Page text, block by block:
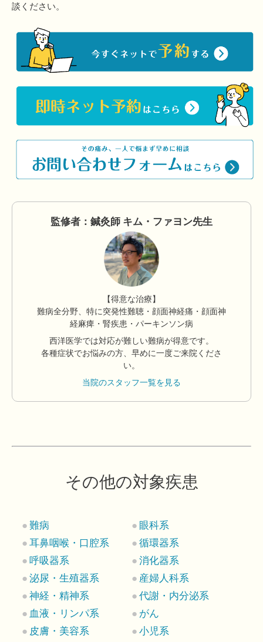
談ください。
監修者：鍼灸師 キム・ファヨン先生
【得意な治療】
難病全分野、特に突発性難聴・顔面神経痛・顔面神
経麻痺・腎疾患・パーキンソン病
西洋医学では対応が難しい難病が得意です。
各種症状でお悩みの方、早めに一度ご来院くださ
い。
当院のスタッフ一覧を見る
その他の対象疾患
難病
眼科系
耳鼻咽喉・口腔系
循環器系
呼吸器系
消化器系
泌尿・生殖器系
産婦人科系
神経・精神系
代謝・内分泌系
血液・リンパ系
がん
皮膚・美容系
小児系